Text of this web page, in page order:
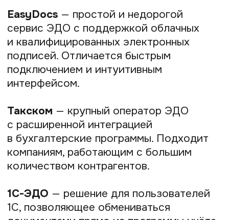
вручную.
Для специалистов сферы услуг
(консультанты, репетиторы, мастера
красоты, тренеры) удобная онлайн-
запись — это не просто комфорт,
а способ экономить время, привлекать
клиентов и избегать накладок
в расписании. Такие сервисы позволяют
удобное время, внести предоплату
и получить напоминания.
YCLIENTS— лидер рынка онлайн-записи
для сферы услуг. Предлагает виджет
для сайта и соцсетей, журнал записи,
аналитику и SMS-напоминания. Сильная
и интеграции с CRM и платёжными
сервисами.